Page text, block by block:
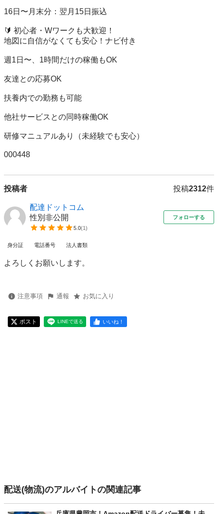
16日〜月末分：翌月15日振込
🔰 初心者・Wワークも大歓迎！
地図に自信がなくても安心！ナビ付き
週1日〜、1時間だけの稼働もOK
友達との応募OK
扶養内での勤務も可能
他社サービスとの同時稼働OK
研修マニュアルあり（未経験でも安心）
000448
投稿者 投稿2312件
配達ドットコム
性別非公開
5.0(1)
フォローする
身分証 電話番号 法人書類
よろしくお願いします。
注意事項 通報 お気に入り
ポスト LINEで送る いいね！
配送(物流)のアルバイトの関連記事